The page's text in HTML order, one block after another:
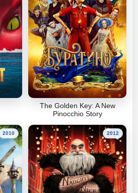
The Golden Key: A New
Pinocchio Story
2010 2012